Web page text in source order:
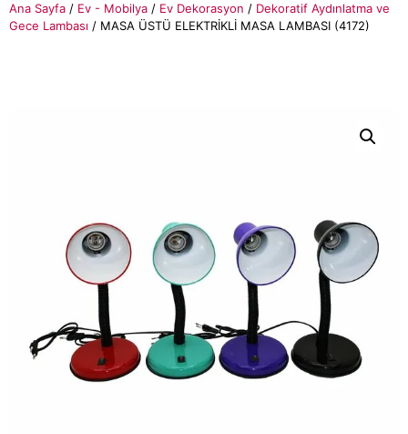
Ana Sayfa / Ev - Mobilya / Ev Dekorasyon / Dekoratif Aydınlatma ve
Gece Lambası / MASA ÜSTÜ ELEKTRİKLİ MASA LAMBASI (4172)